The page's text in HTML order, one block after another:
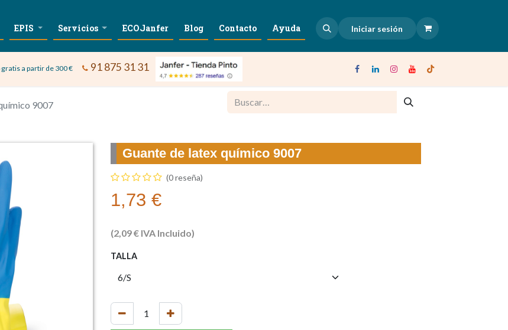
EPIS Servicios ECOJanfer Blog Contacto Ayuda Iniciar sesión
gratis a partir de 300 € 91 875 31 31
9007
Guante de latex químico 9007
(0 reseña)
1,73 €
(2,09€ IVA Incluido)
TALLA